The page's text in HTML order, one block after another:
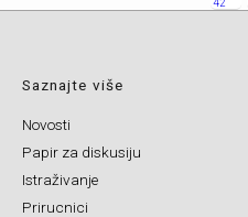
42
Saznajte više
Novosti
Papir za diskusiju
Istraživanje
Prirucnici